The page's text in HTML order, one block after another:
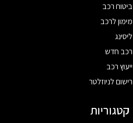
ביטוח רכב
מימון לרכב
ליסינג
רכב חדש
ייעוץ רכב
רישום לניוזלטר
קטגוריות